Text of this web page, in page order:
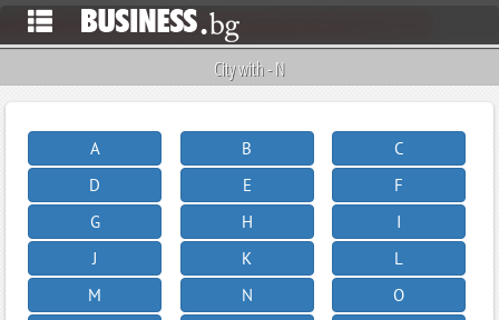
City with - N
A B
C
D
E
F
G
H
I
J
K
L
M
N
O